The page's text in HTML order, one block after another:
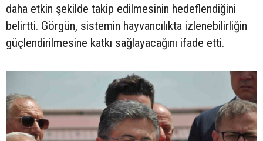
daha etkin şekilde takip edilmesinin hedeflendiğini
belirtti. Görgün, sistemin hayvancılıkta izlenebilirliğin
güçlendirilmesine katkı sağlayacağını ifade etti.